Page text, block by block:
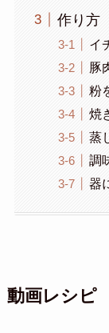
作り方
イ
豚
粉
焼
蒸
調
器
動画レシピ